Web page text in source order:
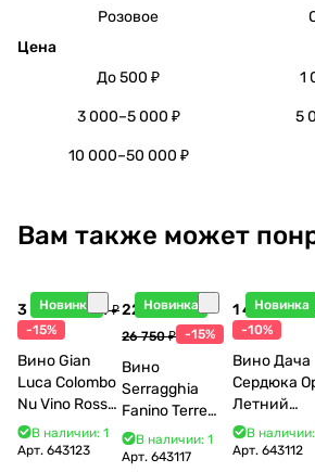
Розовое
Цена
До 500 ₽
1
3 000–5 000 ₽ 5
10 000–50 000 ₽
Вам также может
Новинка
3 998 ₽4 704 ₽
-15%
Вино Gian
Luca Colombo
Nu Vino Rosso
2025 750 мл
В наличии: 1
Арт. 643123
Новинка
22 738 ₽
26 750 ₽ -15%
Вино
Serragghia
Fanino Terre
Siciliane IGP
2022 750 мл
В наличии: 1
Арт.643117
Новинка
1 440 ₽1
-10%
Вино Дача
Сердюка
Летний
2024 750 мл
В наличии:
Арт. 643112